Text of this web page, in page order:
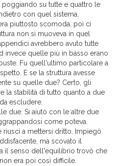
su tutte e quattro le
con quel sistema,
piuttosto scomoda, poi ci
non si muoveva in quel
avrebbero avuto tutte
invece quelle più in basso erano
Fu quell'ultimo particolare a
E se la struttura avesse
su quelle due? Certo, gli
la stabilità di tutto quanto a due
escludere.
due. Si aiutò con le altre due
come poteva.
a mettersi dritto. Impiegò
ma scovato il
il senso dell'equilibrio trovò che
era poi così difficile.